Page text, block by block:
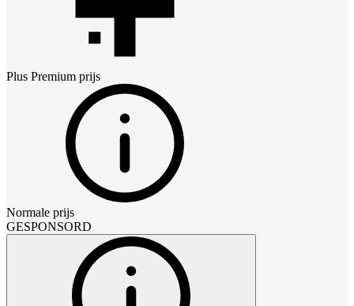
Plus Premium prijs
Normale prijs
GESPONSORD